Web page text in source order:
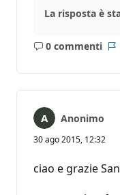
La risposta è
0 commenti
Nessun
Anonimo
30 ago 2015, 12:32
ciao e grazie